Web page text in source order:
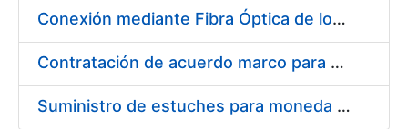
Conexión mediante Fibra Óptica de los Centros de Proceso de Datos (CPDs) de las sedes de la FNMT-RCM de Burgos y Madrid
Contratación de acuerdo marco para el Suministro de Material de Electricidad para la Fábrica Nacional de Moneda y Timbre-Real Casa de la Moneda en su centro de trabajo de Burgos
Suministro de estuches para moneda de 30 €